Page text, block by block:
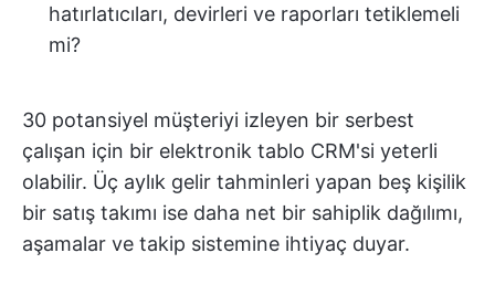
hatırlatıcıları, devirleri ve raporları tetiklemeli
mi?
30 potansiyel müşteriyi izleyen bir serbest
çalışan için bir elektronik tablo CRM'si yeterli
olabilir. Üç aylık gelir tahminleri yapan beş kişilik
bir satış takımı ise daha net bir sahiplik dağılımı,
aşamalar ve takip sistemine ihtiyaç duyar.